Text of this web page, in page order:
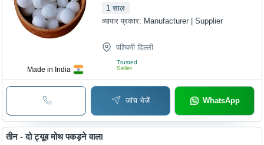
Made in India
1 साल
व्यापार प्रकार: Manufacturer | Supplier
पश्चिमी दिल्ली
Trusted
Seller
जांच भेजें WhatsApp
तीन - दो ट्यूब मोथ पकड़ने वाला